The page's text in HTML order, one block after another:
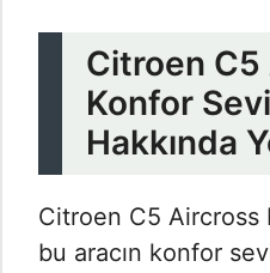
Citroen C5
Konfor
Hakkında
Citroen C5 Aircross
bu aracın konfor